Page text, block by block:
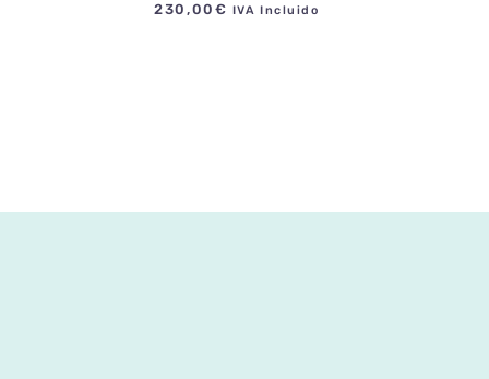
230,00 € IVA Incluido